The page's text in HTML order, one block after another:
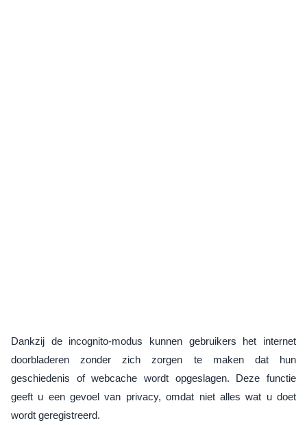
Dankzij de incognito-modus kunnen gebruikers het internet
doorbladeren zonder zich zorgen te maken dat hun
geschiedenis of webcache wordt opgeslagen. Deze functie
geeft u een gevoel van privacy, omdat niet alles wat u doet
wordt geregistreerd.